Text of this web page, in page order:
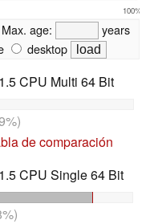
100%
Max. age:
years
desktop
CPU Multi 64 Bit
de comparación
CPU Single 64 Bit